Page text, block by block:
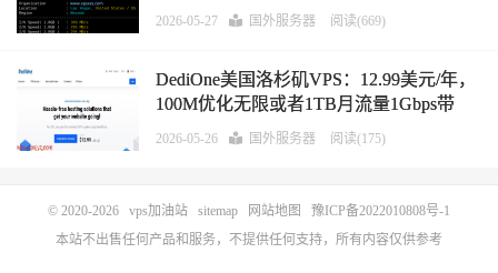
往返直连，100M带宽看视频11万+速度
2026-05-27 国外服务器 阅读(669)
DediOne美国洛杉矶VPS：12.99美元/年，
100M优化无限或者1TB月流量1Gbps带
宽，支持支付宝/Paypal
2026-05-26 国外服务器 阅读(175)
© 2020-2026 vps加油站 sitemap 网站地图
豫ICP备2022010808号-1
本站不出售任何产品和服务，不提供任何支持，所有内容仅供参考